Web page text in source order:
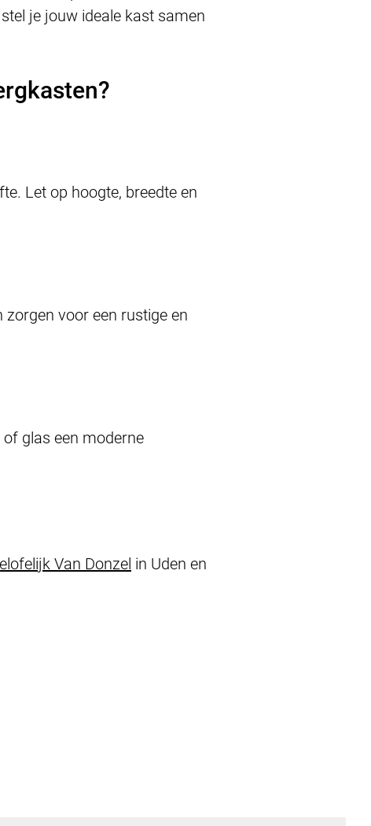
je jouw ideale kast samen
Let op hoogte, breedte en
voor een rustige en
glas een moderne
Van Donzel in Uden en